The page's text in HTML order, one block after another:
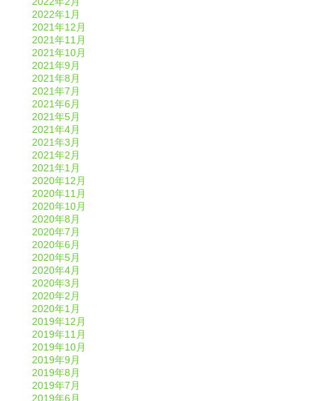
2022年1月
2021年12月
2021年11月
2021年10月
2021年9月
2021年8月
2021年7月
2021年6月
2021年5月
2021年4月
2021年3月
2021年2月
2021年1月
2020年12月
2020年11月
2020年10月
2020年8月
2020年7月
2020年6月
2020年5月
2020年4月
2020年3月
2020年2月
2020年1月
2019年12月
2019年11月
2019年10月
2019年9月
2019年8月
2019年7月
2019年6月